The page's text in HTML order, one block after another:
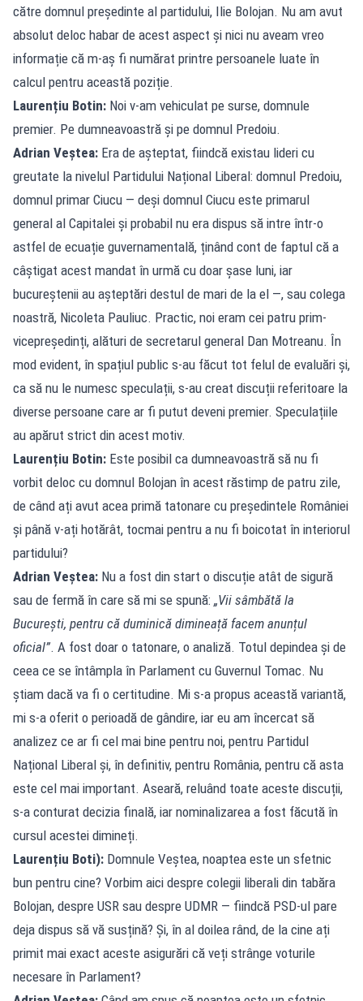
către domnul președinte al partidului, Ilie Bolojan. Nu am avut
absolut deloc habar de acest aspect și nici nu aveam vreo
informație că m-aș fi numărat printre persoanele luate în
calcul pentru această poziție.
Laurențiu Botin: Noi v-am vehiculat pe surse, domnule
premier. Pe dumneavoastră și pe domnul Predoiu.
Adrian Veștea: Era de așteptat, fiindcă existau lideri cu
greutate la nivelul Partidului Național Liberal: domnul Predoiu,
domnul primar Ciucu — deși domnul Ciucu este primarul
general al Capitalei și probabil nu era dispus să intre într-o
astfel de ecuație guvernamentală, ținând cont de faptul că a
câștigat acest mandat în urmă cu doar șase luni, iar
bucureștenii au așteptări destul de mari de la el —, sau colega
noastră, Nicoleta Pauliuc. Practic, noi eram cei patru prim-
vicepreședinți, alături de secretarul general Dan Motreanu. În
mod evident, în spațiul public s-au făcut tot felul de evaluări și,
ca să nu le numesc speculații, s-au creat discuții referitoare la
diverse persoane care ar fi putut deveni premier. Speculațiile
au apărut strict din acest motiv.
Laurențiu Botin: Este posibil ca dumneavoastră să nu fi
vorbit deloc cu domnul Bolojan în acest răstimp de patru zile,
de când ați avut acea primă tatonare cu președintele României
și până v-ați hotărât, tocmai pentru a nu fi boicotat în interiorul
partidului?
Adrian Veștea: Nu a fost din start o discuție atât de sigură
sau de fermă în care să mi se spună: „Vii sâmbătă la
București, pentru că duminică dimineață facem anunțul
oficial”. A fost doar o tatonare, o analiză. Totul depindea și de
ceea ce se întâmpla în Parlament cu Guvernul Tomac. Nu
știam dacă va fi o certitudine. Mi s-a propus această variantă,
mi s-a oferit o perioadă de gândire, iar eu am încercat să
analizez ce ar fi cel mai bine pentru noi, pentru Partidul
Național Liberal și, în definitiv, pentru România, pentru că asta
este cel mai important. Aseară, reluând toate aceste discuții,
s-a conturat decizia finală, iar nominalizarea a fost făcută în
cursul acestei dimineți.
Laurențiu Boti): Domnule Veștea, noaptea este un sfetnic
bun pentru cine? Vorbim aici despre colegii liberali din tabăra
Bolojan, despre USR sau despre UDMR — fiindcă PSD-ul pare
deja dispus să vă susțină? Și, în al doilea rând, de la cine ați
primit mai exact aceste asigurări că veți strânge voturile
necesare în Parlament?